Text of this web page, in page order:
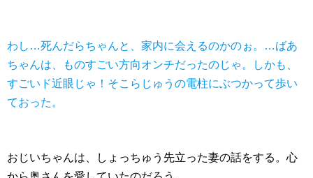
わし…死んだらちゃんと、家内に会えるのかのぉ。…ばあ
ちゃんは、ものすごい方向オンチだったのじゃ。しかも、
すごいド近眼じゃ！そこらじゅうの電柱にぶつかって歩い
ておった。
おじいちゃんは、しょっちゅう先立った妻の話をする。心